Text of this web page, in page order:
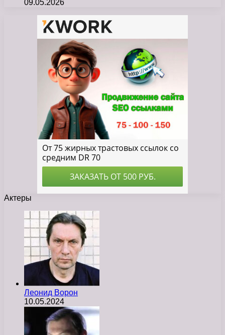
09.05.2026
Актеры
Леонид Ворон
10.05.2024